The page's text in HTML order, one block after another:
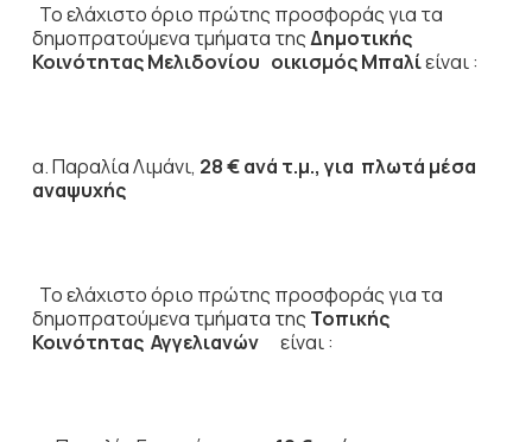
Το ελάχιστο όριο πρώτης προσφοράς για τα
δημοπρατούμενα τμήματα τηςΔημοτικής
Κοινότητας Μελιδονίου οικισμός Μπαλίείναι :
α. Παραλία Λιμάνι, 28 € ανά τ.μ., για πλωτά μέσα
αναψυχής
Το ελάχιστο όριο πρώτης προσφοράς για τα
δημοπρατούμενα τμήματα της Τοπικής
Κοινότητας Αγγελιανών
είναι :